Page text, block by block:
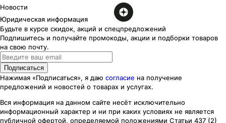
Новости
Юридическая информация
Будьте в курсе скидок, акций и спецпредложений
Подпишитесь и получайте промокоды, акции и подборки товаров
на свою почту.
Подписаться
Нажимая «Подписаться», я даю согласие на получение
предложений и новостей о товарах и услугах.
Вся информация на данном сайте несёт исключительно
информационный характер и ни при каких условиях не является
публичной офертой, определяемой положениями Статьи 437 (2)